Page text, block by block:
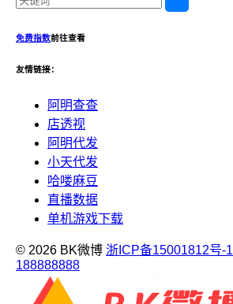
免费指数前往查看
友情链接：
阿明查查
店透视
阿明代发
小天代发
哈喽麻豆
直播数据
单机游戏下载
© 2026 BK微博 浙ICP备15001812号-1
188888888